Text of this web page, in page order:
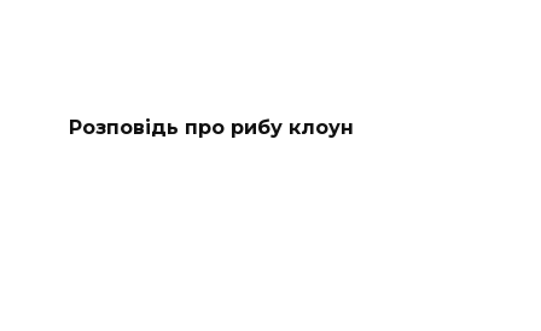
Розповідь про рибу клоун